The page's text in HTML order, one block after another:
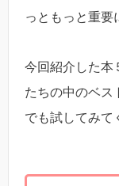
っともっと重要
今回紹介した本
たちの中のベス
でも試してみて